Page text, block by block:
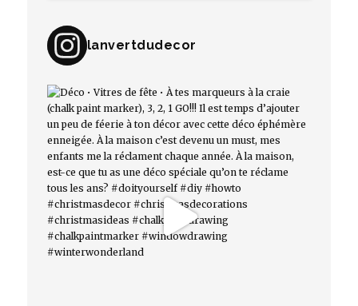
lanvertdudecor